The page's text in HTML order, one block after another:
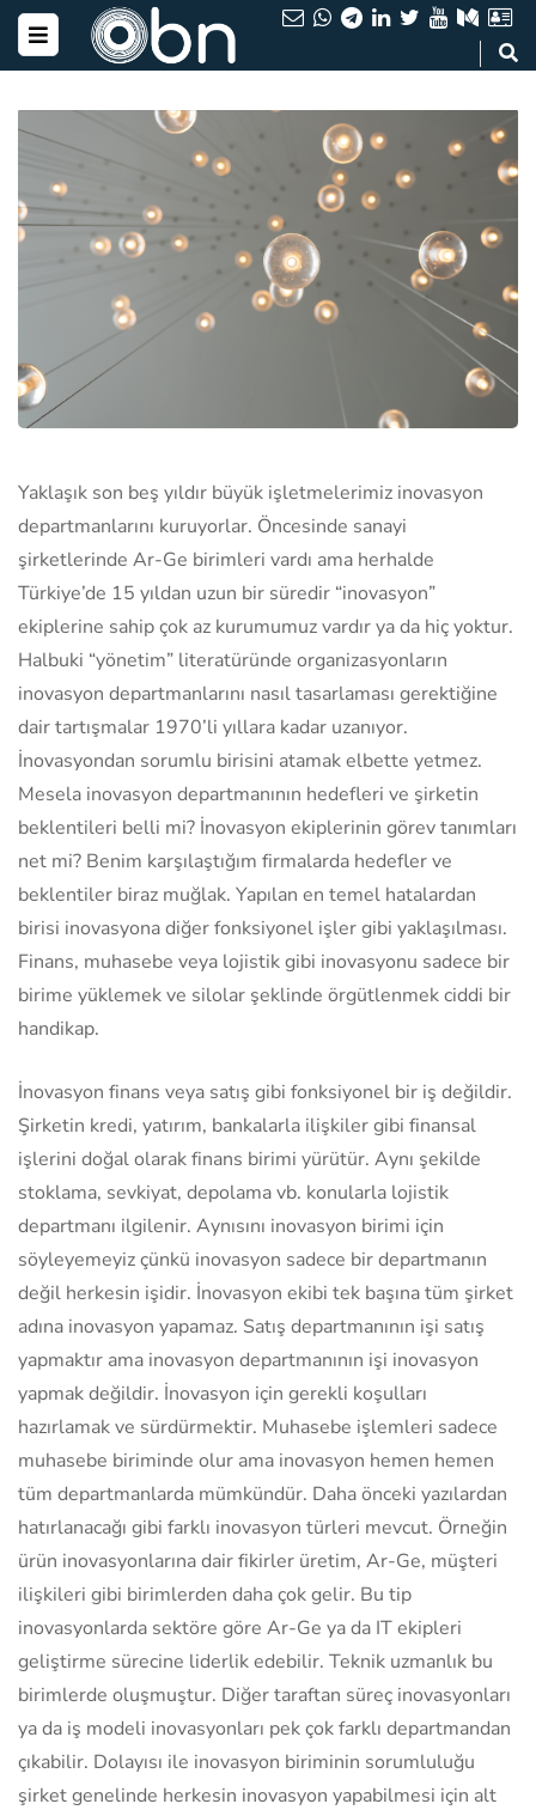
Yaklaşık son beş yıldır büyük işletmelerimiz inovasyon
departmanlarını kuruyorlar. Öncesinde sanayi
şirketlerinde Ar-Ge birimleri vardı ama herhalde
Türkiye’de 15 yıldan uzun bir süredir “inovasyon”
ekiplerine sahip çok az kurumumuz vardır ya da hiç yoktur.
Halbuki “yönetim” literatüründe organizasyonların
inovasyon departmanlarını nasıl tasarlaması gerektiğine
dair tartışmalar 1970’li yıllara kadar uzanıyor.
İnovasyondan sorumlu birisini atamak elbette yetmez.
Mesela inovasyon departmanının hedefleri ve şirketin
beklentileri belli mi? İnovasyon ekiplerinin görev tanımları
net mi? Benim karşılaştığım firmalarda hedefler ve
beklentiler biraz muğlak. Yapılan en temel hatalardan
birisi inovasyona diğer fonksiyonel işler gibi yaklaşılması.
Finans, muhasebe veya lojistik gibi inovasyonu sadece bir
birime yüklemek ve silolar şeklinde örgütlenmek ciddi bir
handikap.
İnovasyon finans veya satış gibi fonksiyonel bir iş değildir.
Şirketin kredi, yatırım, bankalarla ilişkiler gibi finansal
işlerini doğal olarak finans birimi yürütür. Aynı şekilde
stoklama, sevkiyat, depolama vb. konularla lojistik
departmanı ilgilenir. Aynısını inovasyon birimi için
söyleyemeyiz çünkü inovasyon sadece bir departmanın
değil herkesin işidir. İnovasyon ekibi tek başına tüm şirket
adına inovasyon yapamaz. Satış departmanının işi satış
yapmaktır ama inovasyon departmanının işi inovasyon
yapmak değildir. İnovasyon için gerekli koşulları
hazırlamak ve sürdürmektir. Muhasebe işlemleri sadece
muhasebe biriminde olur ama inovasyon hemen hemen
tüm departmanlarda mümkündür. Daha önceki yazılardan
hatırlanacağı gibi farklı inovasyon türleri mevcut. Örneğin
ürün inovasyonlarına dair fikirler üretim, Ar-Ge, müşteri
ilişkileri gibi birimlerden daha çok gelir. Bu tip
inovasyonlarda sektöre göre Ar-Ge ya da IT ekipleri
geliştirme sürecine liderlik edebilir. Teknik uzmanlık bu
birimlerde oluşmuştur. Diğer taraftan süreç inovasyonları
ya da iş modeli inovasyonları pek çok farklı departmandan
çıkabilir. Dolayısı ile inovasyon biriminin sorumluluğu
şirket genelinde herkesin inovasyon yapabilmesi için alt